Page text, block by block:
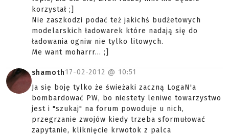
korzystał ;]
Nie zaszkodzi podać też jakichś budżetowych
modelarskich ładowarek które nadają się do
ładowania ogniw nie tylko litowych.
Me want moharrr... ;]
shamoth17-02-2012 @ 10:51
Ja się boję tylko że świeżaki zaczną LogaN'a
bombardować PW, bo niestety leniwe towarzystwo
jest i "szukaj" na forum powoduje u nich,
przegrzanie zwojów kiedy trzeba sformułować
zapytanie, kliknięcie krwotok z palca